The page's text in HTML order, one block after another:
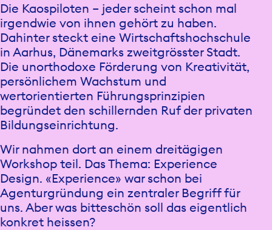
Die Kaospiloten – jeder scheint schon mal
irgendwie von ihnen gehört zu haben.
Dahinter steckt eine Wirtschaftshochschule
in Aarhus, Dänemarks zweitgrösster Stadt.
Die unorthodoxe Förderung von Kreativität,
persönlichem Wachstum und
wertorientierten Führungsprinzipien
begründet den schillernden Ruf der privaten
Bildungseinrichtung.
Wir nahmen dort an einem dreitägigen
Workshop teil. Das Thema: Experience
Design. «Experience» war schon bei
Agenturgründung ein zentraler Begriff für
uns. Aber was bitteschön soll das eigentlich
konkret heissen?